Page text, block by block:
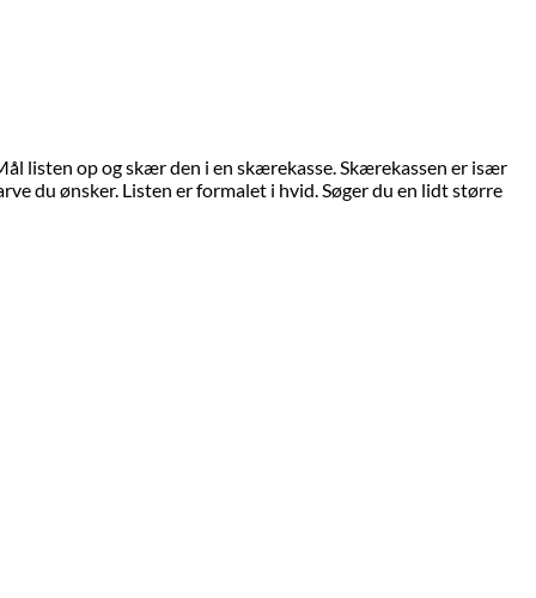
listen op og skær den i en skærekasse. Skærekassen er især
du ønsker. Listen er formalet i hvid. Søger du en lidt større